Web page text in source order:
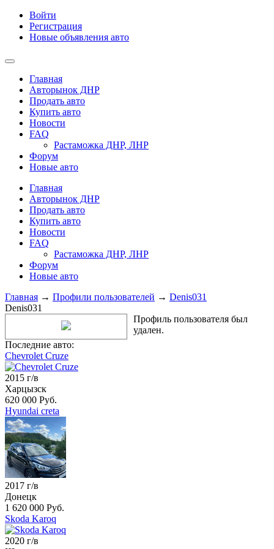
Войти
Регистрация
Новые объявления авто
Главная
Авторынок ДНР
Продать авто
Купить авто
Новости
FAQ
Растаможка ДНР, ЛНР
Форум
Новые авто
Главная
Авторынок ДНР
Продать авто
Купить авто
Новости
FAQ
Растаможка ДНР, ЛНР
Форум
Новые авто
Главная → Профили пользователей → Denis031
Denis031
Профиль пользователя был
удален.
Последние авто:
Chevrolet Cruze
2015 г/в
Харцызск
620 000 Руб.
Hyundai creta
2017 г/в
Донецк
1 620 000 Руб.
Skoda Karoq
2020 г/в